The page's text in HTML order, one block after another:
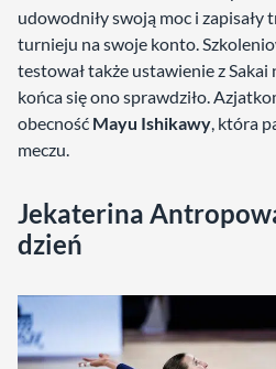
udowodniły swoją moc i
turnieju na swoje konto.
testował także ustawienie z
końca się ono sprawdziło.
obecność Mayu Ishikawy , która
meczu.
Jekaterina
dzień